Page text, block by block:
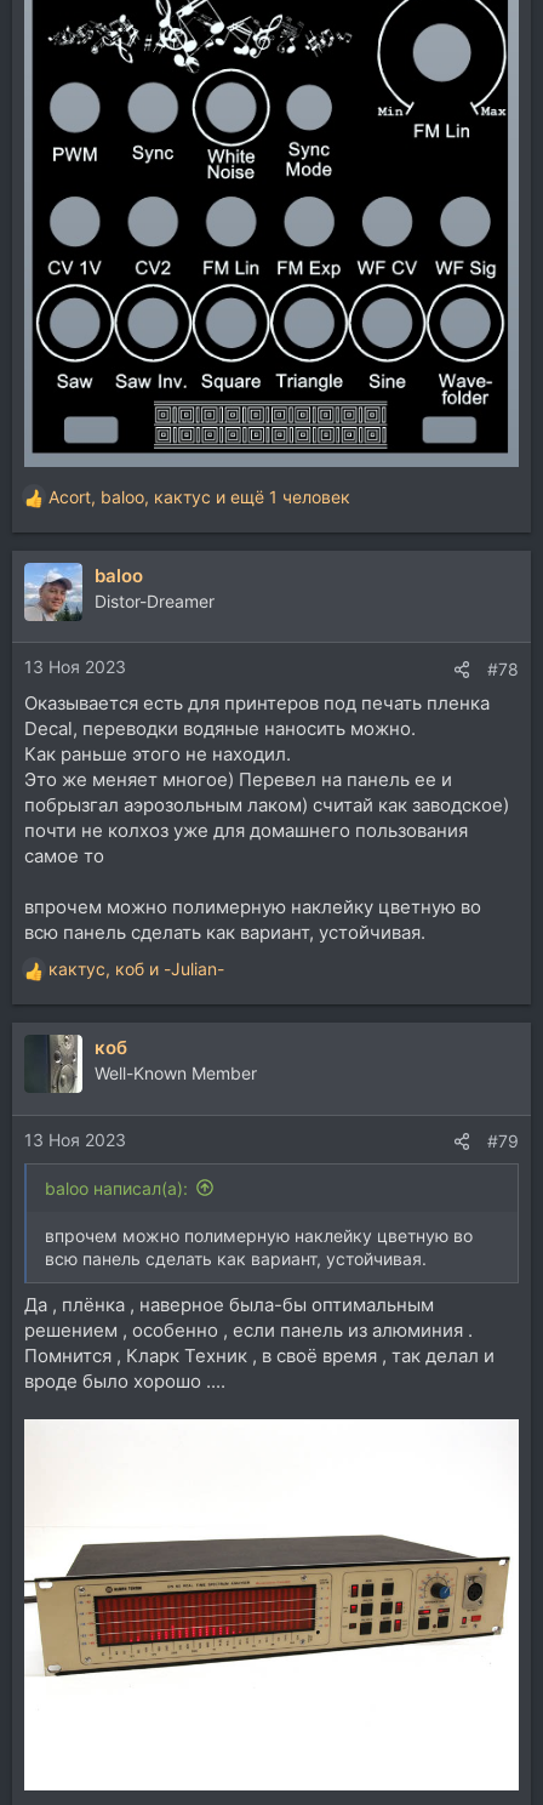
Р
е
а
к
ц
и
и
:
Acort, baloo, кактус и ещё 1 человек
baloo
Distor-Dreamer
13 Ноя 2023 #78
Оказывается есть для принтеров под печать пленка
Decal, переводки водяные наносить можно.
Как раньше этого не находил.
Это же меняет многое) Перевел на панель ее и
побрызгал аэрозольным лаком) считай как заводское)
почти не колхоз уже для домашнего пользования
самое то
впрочем можно полимерную наклейку цветную во
всю панель сделать как вариант, устойчивая.
Р
е
а
и
и
:
кактус, коб и -Julian-
коб
Well-Known Member
13 Ноя 2023 #79
baloo написал(а):
впрочем можно полимерную наклейку цветную во
всю панель сделать как вариант, устойчивая.
Да , плёнка , наверное была-бы оптимальным
решением , особенно , если панель из алюминия .
Помнится , Кларк Техник , в своё время , так делал и
вроде было хорошо ....